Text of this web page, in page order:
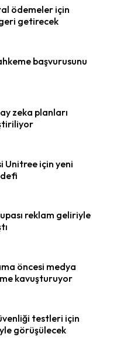
ödemeler için
getirecek
başvurusunu
zeka planları
Unitree için yeni
reklam geliriyle
öncesi medya
kavuşturuyor
testleri için
görüşülecek